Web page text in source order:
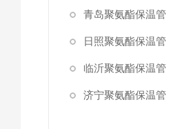
青岛聚氨酯保温管
日照聚氨酯保温管
临沂聚氨酯保温管
济宁聚氨酯保温管